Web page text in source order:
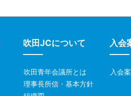
吹田JCについて
吹田青年会議所とは
理事長所信・基本方針
入会
入会